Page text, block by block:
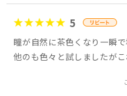
5
瞳が自然に茶色くなり一瞬で
他のも色々と試しましたが